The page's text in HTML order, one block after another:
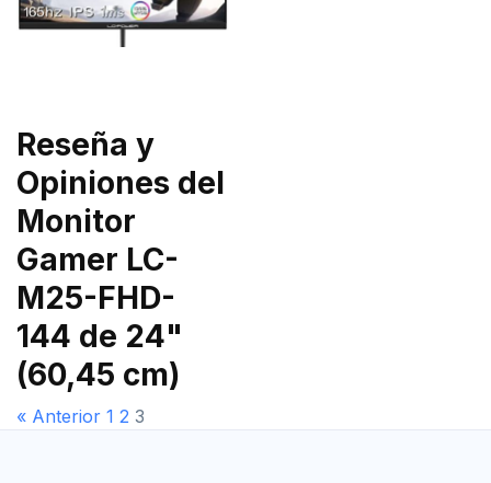
Reseña y
Opiniones del
Monitor
Gamer LC-
M25-FHD-
144 de 24"
(60,45 cm)
« Anterior 1 2 3